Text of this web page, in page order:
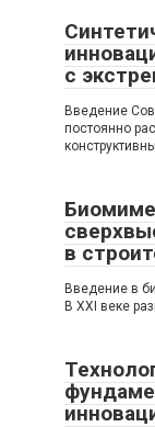
с
Введение
постоянно
в
Введение в
В XXI веке